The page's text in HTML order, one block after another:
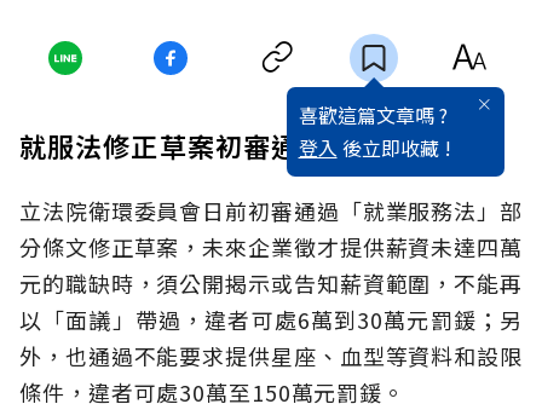
喜歡這篇文章嗎 ?
登入 後立即收藏 !
就服法修正草案初審通過
立法院衛環委員會日前初審通過「就業服務法」部
分條文修正草案，未來企業徵才提供薪資未達四萬
元的職缺時，須公開揭示或告知薪資範圍，不能再
以「面議」帶過，違者可處6萬到30萬元罰鍰；另
外，也通過不能要求提供星座、血型等資料和設限
條件，違者可處30萬至150萬元罰鍰。